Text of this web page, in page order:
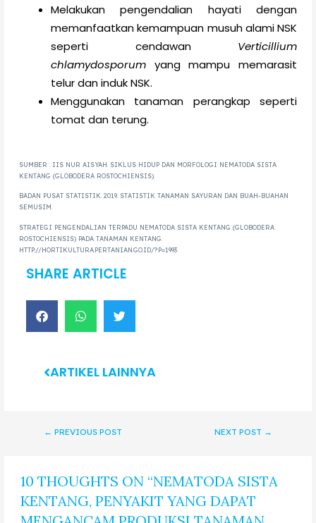
Melakukan pengendalian hayati dengan
memanfaatkan kemampuan musuh alami NSK
seperti cendawan Verticillium
chlamydosporum yang mampu memarasit
telur dan induk NSK.
Menggunakan tanaman perangkap seperti
tomat dan terung.
SUMBER : IIS NUR AISYAH. SIKLUS HIDUP DAN MORFOLOGI NEMATODA SISTA
KENTANG (GLOBODERA ROSTOCHIENSIS).
BADAN PUSAT STATISTIK. 2019. STATISTIK TANAMAN SAYURAN DAN BUAH-BUAHAN
SEMUSIM.
STRATEGI PENGENDALIAN TERPADU NEMATODA SISTA KENTANG (GLOBODERA
ROSTOCHIENSIS) PADA TANAMAN KENTANG.
HTTP://HORTIKULTURA.PERTANIAN.GO.ID/?P=1993
SHARE ARTICLE
ARTIKEL LAINNYA
← PREVIOUS POST NEXT POST →
10 THOUGHTS ON “NEMATODA SISTA
KENTANG, PENYAKIT YANG DAPAT